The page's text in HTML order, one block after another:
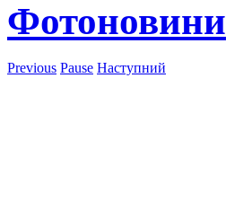
Фотоновини
Previous Pause Наступний